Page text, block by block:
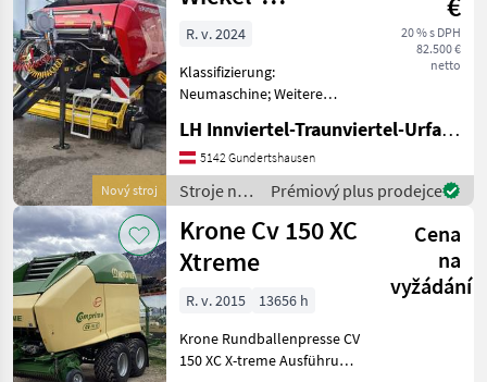
Pöttinger
Nový stroj
Kombination
Impress 3160VC
Pro
20 % s DPH
82.500 €
netto
R. v. 2024
Klassifizierung:
Neumaschine; Weitere
Wickel-Kombination
Impress 3160VC Pro
ca.8500Ballen 40km/h Ausf.
Stroje na zber objemových
krmív Zvi
LH Innviertel-Traunviertel-Urfahr eGen, Gundertshausen
5142 Gundertshausen
Stroje na
zber
objemových
krmív /
Pöttinger
Prémiový plus prodejce
Krone Cv 150 XC
Xtreme
Cena
na
vyžádání
R. v. 2015
13656 h
Krone Rundballenpresse CV
150 XC X-treme Ausführung,